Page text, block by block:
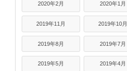
2020年2月 2020年1月
2019年11月 2019年10月
2019年8月 2019年7月
2019年5月 2019年4月